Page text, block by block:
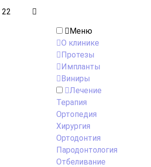
22
Меню
О клинике
Протезы
Импланты
Виниры
Лечение
Терапия
Ортопедия
Хирургия
Ортодонтия
Пародонтология
Отбеливание